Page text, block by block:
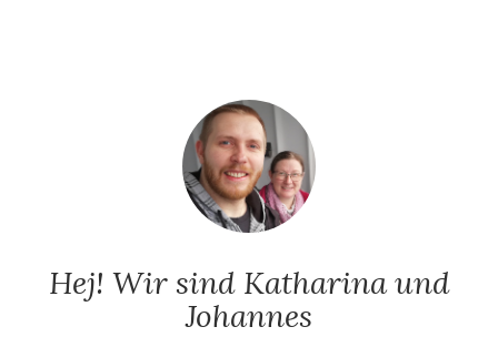
Hej! Wir sind Katharina und
Johannes